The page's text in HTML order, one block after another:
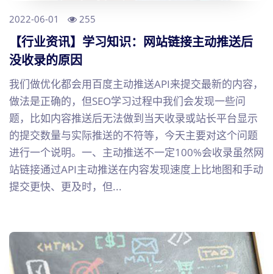
2022-06-01 255
【行业资讯】学习知识：网站链接主动推送后
没收录的原因
我们做优化都会用百度主动推送API来提交最新的内容，
做法是正确的，但SEO学习过程中我们会发现一些问
题，比如内容推送后无法做到当天收录或站长平台显示
的提交数量与实际推送的不符等，今天主要对这个问题
进行一个说明。一、主动推送不一定100%会收录虽然网
站链接通过API主动推送在内容发现速度上比地图和手动
提交更快、更及时，但...